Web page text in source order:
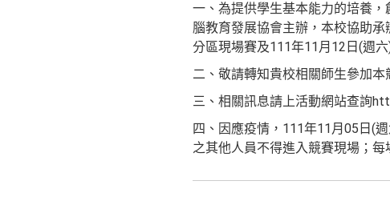
一、為提供學生基本能力的培養
腦教育發展協會主辦，本校協助
分區現場賽及111年11月12日(週
二、敬請轉知貴校相關師生參加本
三、相關訊息請上活動網站查詢
四、因應疫情，111年11月05日(
之其他人員不得進入競賽現場；